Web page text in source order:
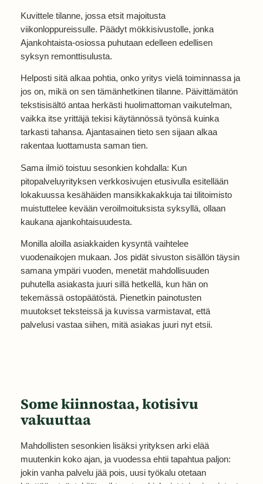
Kuvittele tilanne, jossa etsit majoitusta
viikonloppureissulle. Päädyt mökkisivustolle, jonka
Ajankohtaista-osiossa puhutaan edelleen edellisen
syksyn remonttisulusta.
Helposti sitä alkaa pohtia, onko yritys vielä toiminnassa ja
jos on, mikä on sen tämänhetkinen tilanne. Päivittämätön
tekstisisältö antaa herkästi huolimattoman vaikutelman,
vaikka itse yrittäjä tekisi käytännössä työnsä kuinka
tarkasti tahansa. Ajantasainen tieto sen sijaan alkaa
rakentaa luottamusta saman tien.
Sama ilmiö toistuu sesonkien kohdalla: Kun
pitopalveluyrityksen verkkosivujen etusivulla esitellään
lokakuussa kesähäiden mansikkakakkuja tai tilitoimisto
muistuttelee kevään veroilmoituksista syksyllä, ollaan
kaukana ajankohtaisuudesta.
Monilla aloilla asiakkaiden kysyntä vaihtelee
vuodenaikojen mukaan. Jos pidät sivuston sisällön täysin
samana ympäri vuoden, menetät mahdollisuuden
puhutella asiakasta juuri sillä hetkellä, kun hän on
tekemässä ostopäätöstä. Pienetkin painotusten
muutokset teksteissä ja kuvissa varmistavat, että
palvelusi vastaa siihen, mitä asiakas juuri nyt etsii.
Some kiinnostaa, kotisivu
vakuuttaa
Mahdollisten sesonkien lisäksi yrityksen arki elää
muutenkin koko ajan, ja vuodessa ehtii tapahtua paljon:
jokin vanha palvelu jää pois, uusi työkalu otetaan